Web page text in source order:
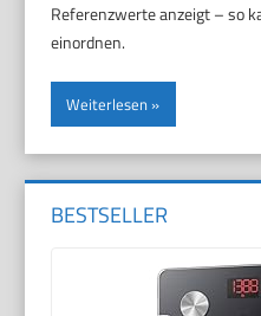
Referenzwerte anzeigt – so
einordnen.
Weiterlesen
BESTSELLER